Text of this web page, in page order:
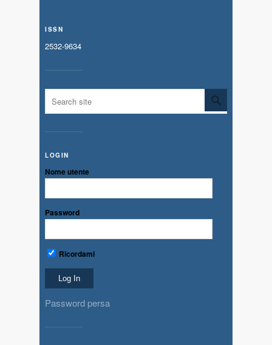
ISSN
2532-9634
LOGIN
Nome utente
Password
Ricordami
Password persa